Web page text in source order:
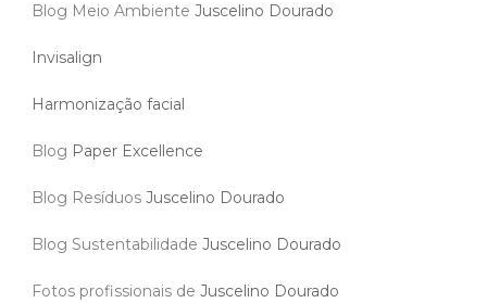
Blog Meio Ambiente Juscelino Dourado
Invisalign
Harmonização facial
Blog Paper Excellence
Blog Resíduos Juscelino Dourado
Blog Sustentabilidade Juscelino Dourado
Fotos profissionais de Juscelino Dourado